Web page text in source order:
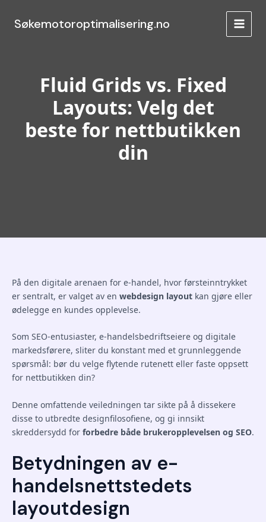
Søkemotoroptimalisering.no
MAIN
Fluid Grids vs. Fixed
Layouts: Velg det
beste for nettbutikken
din
På den digitale arenaen for e-handel, hvor førsteinntrykket
er sentralt, er valget av en webdesign layout kan gjøre eller
ødelegge en kundes opplevelse.
Som SEO-entusiaster, e-handelsbedriftseiere og digitale
markedsførere, sliter du konstant med et grunnleggende
spørsmål: bør du velge flytende rutenett eller faste oppsett
for nettbutikken din?
Denne omfattende veiledningen tar sikte på å dissekere
disse to utbredte designfilosofiene, og gi innsikt
skreddersydd for forbedre både brukeropplevelsen og SEO.
Betydningen av e-
handelsnettstedets
layoutdesign